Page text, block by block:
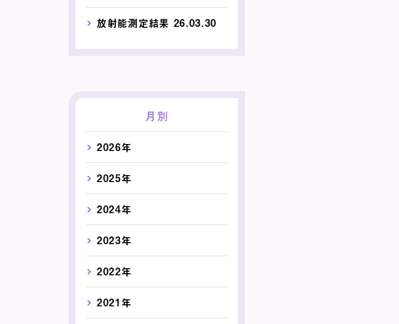
放射能測定結果 26.03.30
月別
2026年
2025年
2024年
2023年
2022年
2021年